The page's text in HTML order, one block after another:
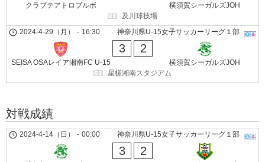
クラブテアトロブルボ
横須賀シーガルズJOH
及川球技場
神奈川県U-15女子サッカーリーグ１部
2024-4-29（月） - 16:30
SEISA OSAレイア湘南FC U-15
3 2
横須賀シーガルズJOH
星槎湘南スタジアム
対戦成績
神奈川県U-15女子サッカーリーグ１部
2024-4-14（日） - 00:00
3 2